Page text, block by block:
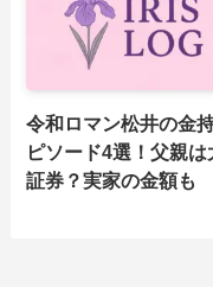
令和ロマン松井の金
ピソード4選！父親は
証券？実家の金額も